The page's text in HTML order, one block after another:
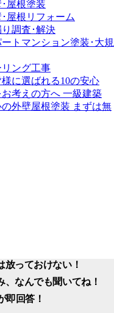
放っておけない！
、なんでも聞いてね！
即回答！